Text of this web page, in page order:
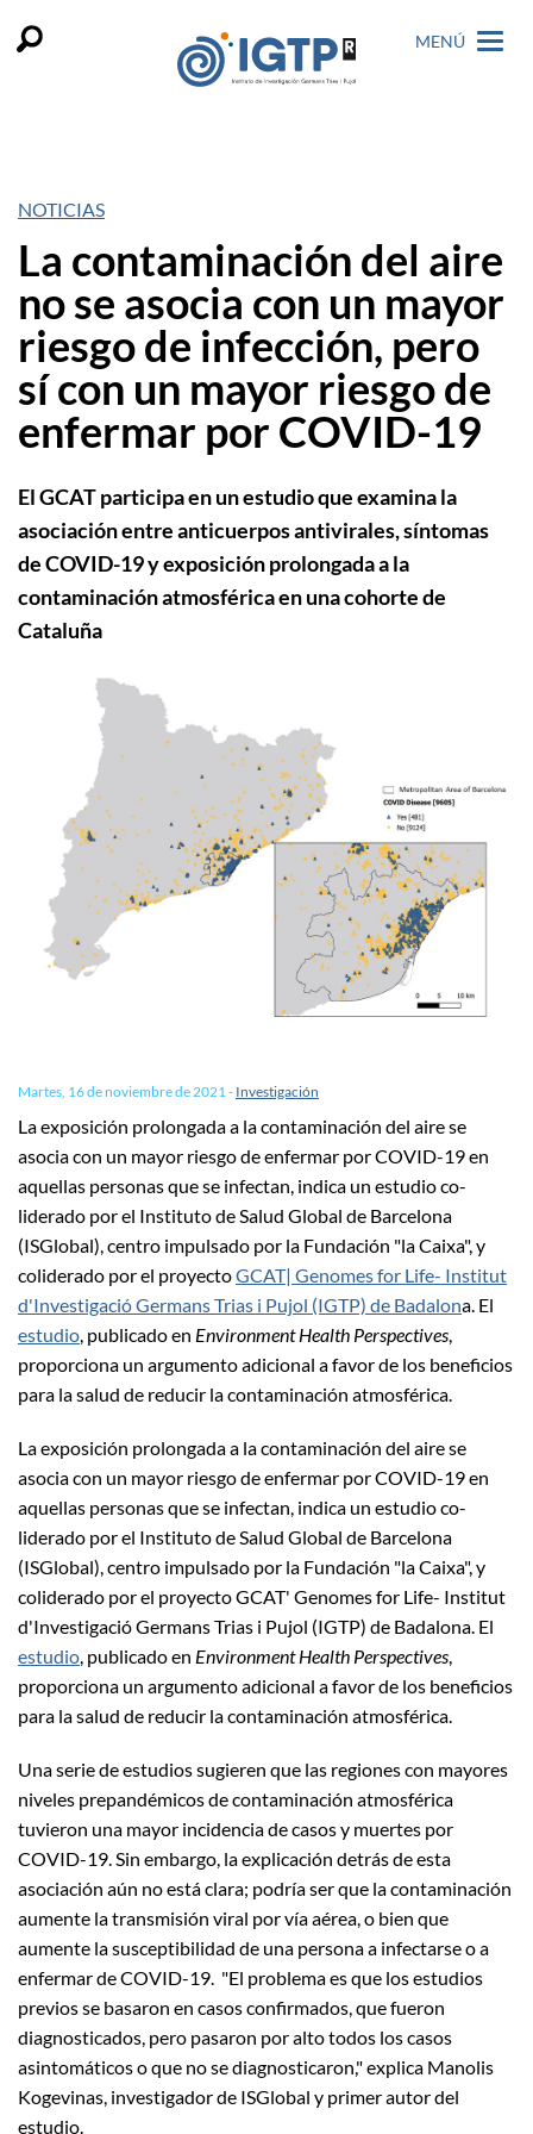
MENÚ
NOTICIAS
La contaminación del aire
no se asocia con un mayor
riesgo de infección, pero
sí con un mayor riesgo de
enfermar por COVID-19
El GCAT participa en un estudio que examina la
asociación entre anticuerpos antivirales, síntomas
de COVID-19 y exposición prolongada a la
contaminación atmosférica en una cohorte de
Cataluña
Martes, 16 de noviembre de 2021- Investigación
La exposición prolongada a la contaminación del aire se
asocia con un mayor riesgo de enfermar por COVID-19 en
aquellas personas que se infectan, indica un estudio co-
liderado por el Instituto de Salud Global de Barcelona
(ISGlobal), centro impulsado por la Fundación "la Caixa", y
coliderado por el proyectoGCAT| Genomes for Life- Institut
d'Investigació Germans Trias i Pujol (IGTP) de Badalona. El
estudio, publicado en Environment Health Perspectives,
proporciona un argumento adicional a favor de los beneficios
para la salud de reducir la contaminación atmosférica.
La exposición prolongada a la contaminación del aire se
asocia con un mayor riesgo de enfermar por COVID-19 en
aquellas personas que se infectan, indica un estudio co-
liderado por el Instituto de Salud Global de Barcelona
(ISGlobal), centro impulsado por la Fundación "la Caixa", y
coliderado por el proyecto GCAT' Genomes for Life- Institut
d'Investigació Germans Trias i Pujol (IGTP) de Badalona. El
estudio, publicado en Environment Health Perspectives,
proporciona un argumento adicional a favor de los beneficios
para la salud de reducir la contaminación atmosférica.
Una serie de estudios sugieren que las regiones con mayores
niveles prepandémicos de contaminación atmosférica
tuvieron una mayor incidencia de casos y muertes por
COVID-19. Sin embargo, la explicación detrás de esta
asociación aún no está clara; podría ser que la contaminación
aumente la transmisión viral por vía aérea, o bien que
aumente la susceptibilidad de una persona a infectarse o a
enfermar de COVID-19. "El problema es que los estudios
previos se basaron en casos confirmados, que fueron
diagnosticados, pero pasaron por alto todos los casos
asintomáticos o que no se diagnosticaron," explica Manolis
Kogevinas, investigador de ISGlobal y primer autor del
estudio.